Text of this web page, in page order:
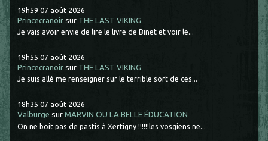
19h59 07 août 2026
Princecranoir sur THE LAST VIKING
Je vais avoir envie de lire le livre de Binet et voir le...
19h55 07 août 2026
Princecranoir sur THE LAST VIKING
Je suis allé me renseigner sur le terrible sort de ces...
18h35 07 août 2026
Valburge surMARVIN OU LA BELLE ÉDUCATION
On ne boit pas de pastis à Xertigny !!!!!!les vosgiens ne...